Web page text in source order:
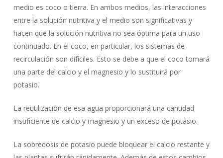
medio es coco o tierra. En ambos medios, las interacciones
entre la solución nutritiva y el medio son significativas y
hacen que la solución nutritiva no sea óptima para un uso
continuado. En el coco, en particular, los sistemas de
recirculación son difíciles. Esto se debe a que el coco tomará
una parte del calcio y el magnesio y lo sustituirá por
potasio.
La reutilización de esa agua proporcionará una cantidad
insuficiente de calcio y magnesio y un exceso de potasio.
La sobredosis de potasio puede bloquear el calcio restante y